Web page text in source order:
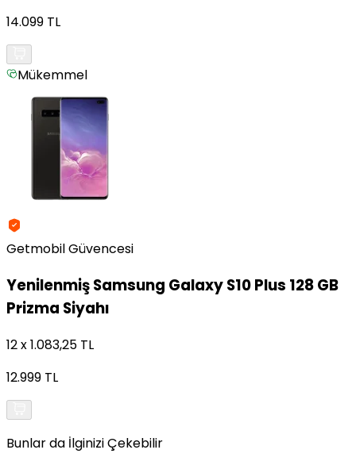
14.099 TL
Mükemmel
Getmobil Güvencesi
YenilenmişSamsung Galaxy S10 Plus 128 GB
Prizma Siyahı
12 x 1.083,25 TL
12.999 TL
Bunlar da İlginizi Çekebilir